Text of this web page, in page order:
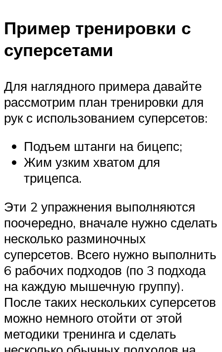
Пример тренировки с
суперсетами
Для наглядного примера давайте
рассмотрим план тренировки для
рук с использованием суперсетов:
Подъем штанги на бицепс;
Жим узким хватом для
трицепса.
Эти 2 упражнения выполняются
поочередно, вначале нужно сделать
несколько разминочных
суперсетов. Всего нужно выполнить
6 рабочих подходов (по 3 подхода
на каждую мышечную группу).
После таких нескольких суперсетов
можно немного отойти от этой
методики тренинга и сделать